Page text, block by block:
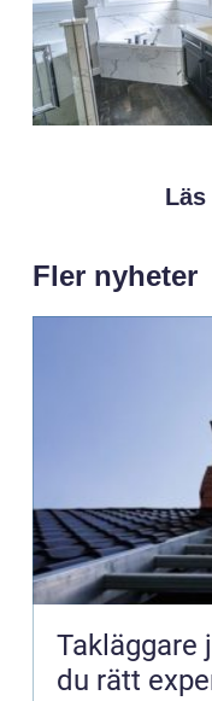
Fler nyheter
Takläggare
du rätt